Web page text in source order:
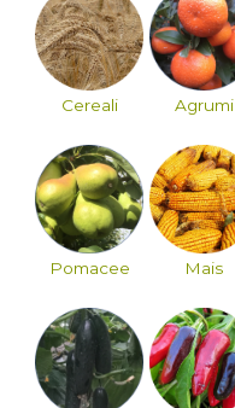
Cereali Agrumi
Pomacee Mais